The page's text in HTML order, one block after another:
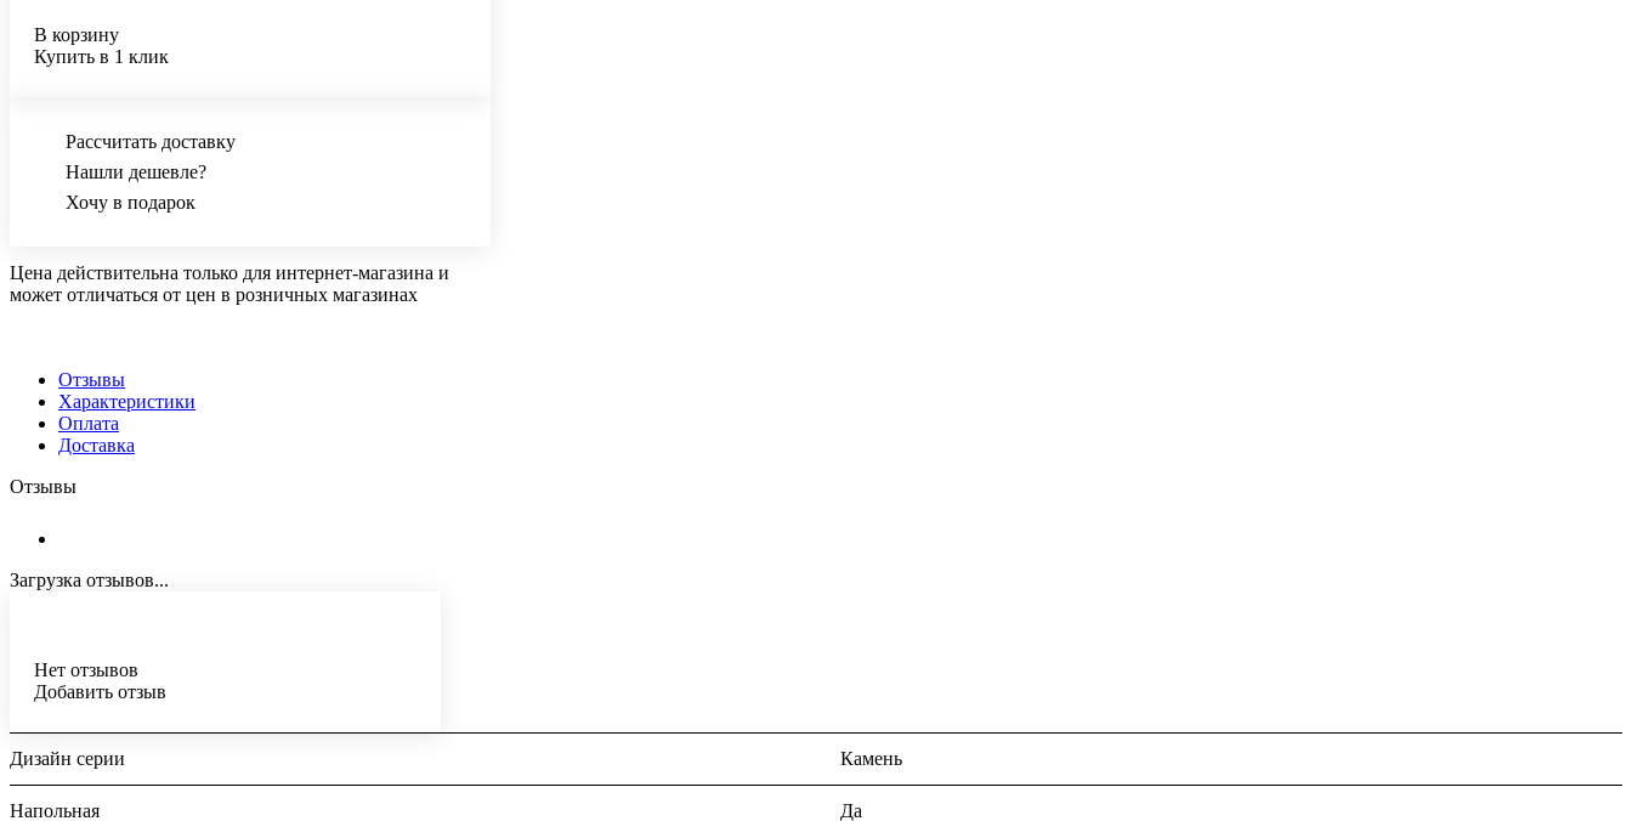
В корзину
Купить в 1 клик
Рассчитать доставку
Нашли дешевле?
Хочу в подарок
Цена действительна только для интернет-магазина и
может отличаться от цен в розничных магазинах
Отзывы
Характеристики
Оплата
Доставка
Отзывы
Загрузка отзывов...
Нет отзывов
Добавить отзыв
Дизайн серии Камень
Напольная Да